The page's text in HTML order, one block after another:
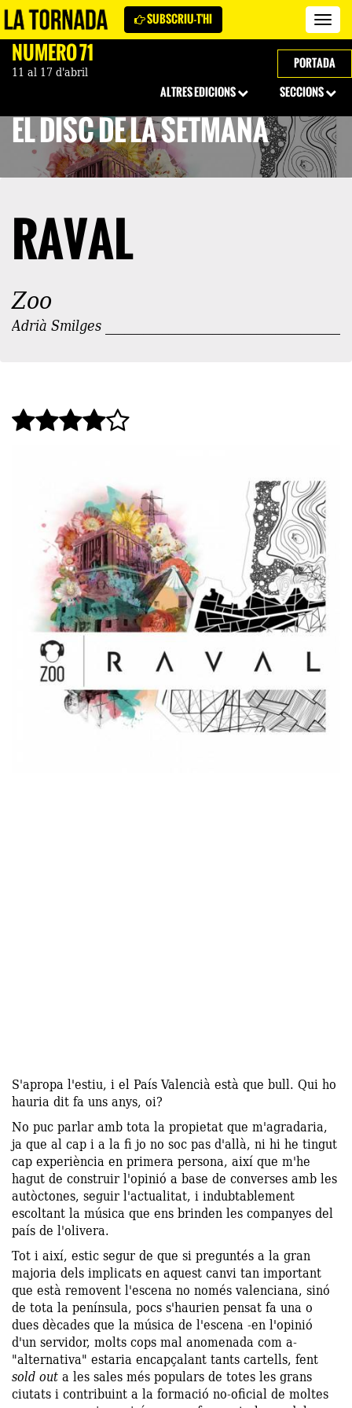
La
SUBSCRIU-T'HI
NÚMERO 71
11 al 17 d'abril
PORTADA
SECCIONS
ALTRES EDICIONS
EL DISC DE LA SETMANA
RAVAL
Zoo
Adrià Smilges
S'apropa l'estiu, i el País Valencià està que bull. Qui ho
hauria dit fa uns anys, oi?
No puc parlar amb tota la propietat que m'agradaria,
ja que al cap i a la fi jo no soc pas d'allà, ni hi he tingut
cap experiència en primera persona, així que m'he
hagut de construir l'opinió a base de converses amb les
autòctones, seguir l'actualitat, i indubtablement
escoltant la música que ens brinden les companyes del
país de l'olivera.
Tot i així, estic segur de que si preguntés a la gran
majoria dels implicats en aquest canvi tan important
que està removent l'escena no només valenciana, sinó
de tota la península, pocs s'haurien pensat fa una o
dues dècades que la música de l'escena -en l'opinió
d'un servidor, molts cops mal anomenada com a-
"alternativa" estaria encapçalant tants cartells, fent
sold outa les sales més populars de totes les grans
ciutats i contribuint a la formació no-oficial de moltes